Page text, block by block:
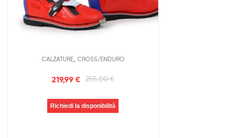
CALZATURE, CROSS/ENDURO
255,00€
219,99€
Richiedi la disponibilità